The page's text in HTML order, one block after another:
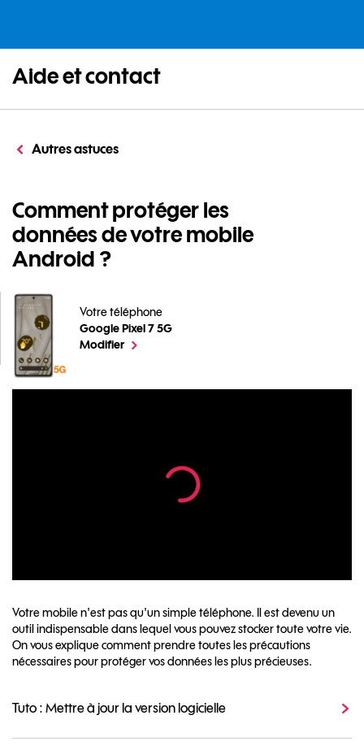
Aide et contact
Autres astuces
Comment protéger les
données de votre mobile
Android ?
Votre téléphone
Google Pixel 7 5G
Comment protéger les données de votre mobile
Modifierle téléphone sélectionné
Votre mobile n'est pas qu'un simple téléphone. Il est devenu un
outil indispensable dans lequel vous pouvez stocker toute votre vie.
On vous explique comment prendre toutes les précautions
nécessaires pour protéger vos données les plus précieuses.
Tuto : Mettre à jour la version logicielle